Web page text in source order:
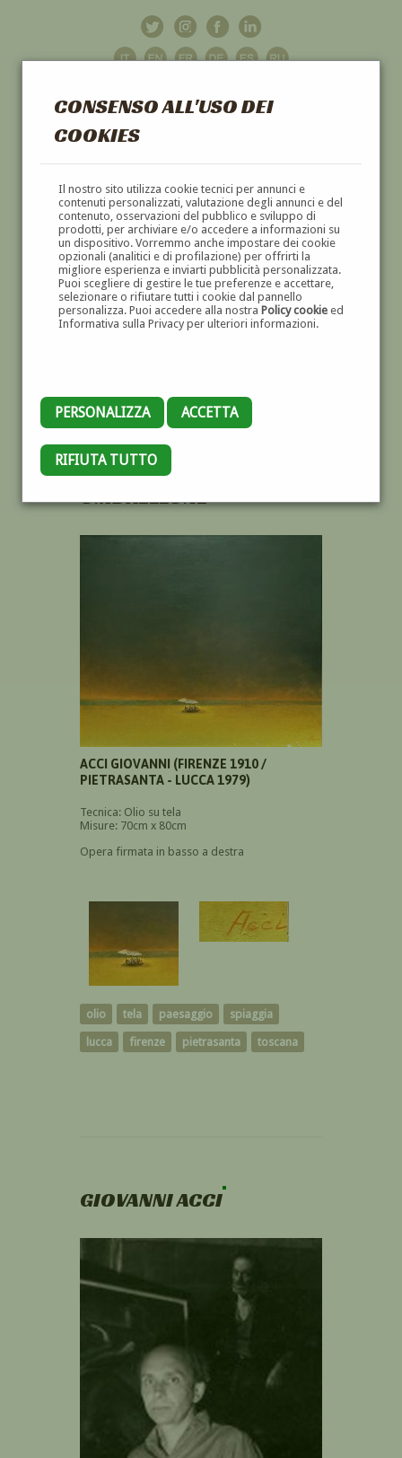
CONSENSO ALL'USO DEI
COOKIES
Il nostro sito utilizza cookie tecnici per annunci e
contenuti personalizzati, valutazione degli annunci e del
contenuto, osservazioni del pubblico e sviluppo di
prodotti, per archiviare e/o accedere a informazioni su
un dispositivo. Vorremmo anche impostare dei cookie
opzionali (analitici e di profilazione) per offrirti la
migliore esperienza e inviarti pubblicità personalizzata.
Puoi scegliere di gestire le tue preferenze e accettare,
selezionare o rifiutare tutti i cookie dal pannello
personalizza. Puoi accedere alla nostra Policy cookieed
Informativa sulla Privacy per ulteriori informazioni.
PERSONALIZZA ACCETTA
RIFIUTA TUTTO
GALLERIAD'ARTE
DIPINTI E SCULTURE '800 E '900
SPIAGGIA CON
OMBRELLONE *
ACCI GIOVANNI (FIRENZE 1910 /
PIETRASANTA - LUCCA 1979)
Tecnica: Olio su tela
Misure: 70cm x 80cm
Opera firmata in basso a destra
olio tela paesaggio spiaggia
lucca firenze pietrasanta toscana
GIOVANNI ACCI